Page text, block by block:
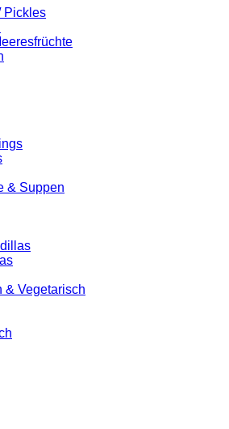
Pickles
& Suppen
& Vegetarisch